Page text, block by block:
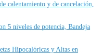
calentamiento y de cancelación,
5 niveles de potencia, Bandeja
Hipocalóricas y Altas en